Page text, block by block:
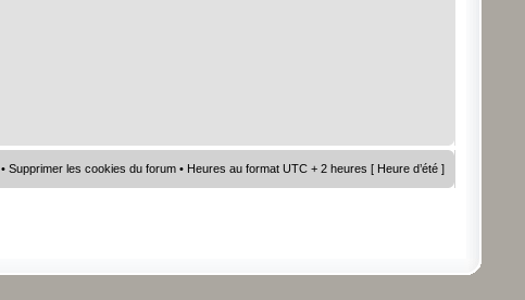
•Supprimer les cookies du forum • Heures au format UTC + 2 heures [ Heure d’été ]